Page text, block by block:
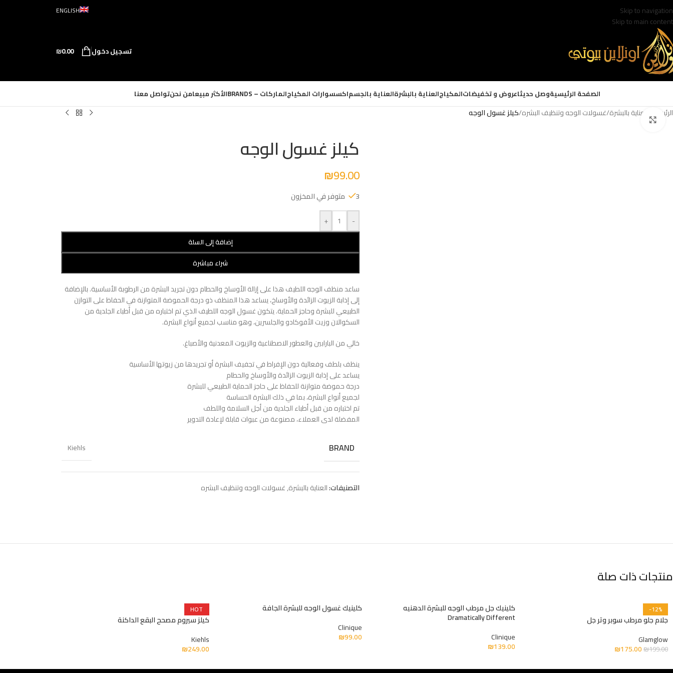
Skip to navigation
Skip to main content
ENGLISH
تسجيل دخول ₪0.00
الصفحة الرئيسيةوصل حديثاعروض و تخفيضاتالمكياجالعناية بالبشرةالعناية بالجسماكسسوارات المكياجالماركات – BRANDS الأكثر مبيعامن نحنتواصل معنا
الرئيسية العناية بالبشرة/غسولات الوجه وتنظيف البشره/كيلز غسول الوجه
Click to enlarge
كيلز غسول الوجه
₪99.00
3 متوفر في المخزون
-
+
إضافة إلى السلة
شراء مباشرة
ساعد منظف الوجه اللطيف هذا على إزالة الأوساخ والحطام دون تجريد البشرة من الرطوبة الأساسية. بالإضافة
إلى إذابة الزيوت الزائدة والأوساخ، يساعد هذا المنظف ذو درجة الحموضة المتوازنة في الحفاظ على التوازن
الطبيعي للبشرة وحاجز الحماية. يتكون غسول الوجه اللطيف الذي تم اختباره من قبل أطباء الجلدية من
السكوالان وزيت الأفوكادو والجلسرين، وهو مناسب لجميع أنواع البشرة.
خالي من البارابين والعطور الاصطناعية والزيوت المعدنية والأصباغ.
ينظف بلطف وفعالية دون الإفراط في تجفيف البشرة أو تجريدها من زيوتها الأساسية
يساعد على إذابة الزيوت الزائدة والأوساخ والحطام
درجة حموضة متوازنة للحفاظ على حاجز الحماية الطبيعي للبشرة
لجميع أنواع البشرة، بما في ذلك البشرة الحساسة
تم اختباره من قبل أطباء الجلدية من أجل السلامة واللطف
المفضلة لدى العملاء، مصنوعة من عبوات قابلة لإعادة التدوير
BRAND
Kiehls
التصنيفات:العناية بالبشرة,غسولات الوجه وتنظيف البشره
منتجات ذات صلة
-12%
جلام جلو مرطب سوبر وتر جل
Glamglow
₪199.00
₪175.00
كلينيك جل مرطب الوجه للبشرة الدهنيه
Dramatically Different
Clinique
₪139.00
كلينيك غسول الوجه للبشرة الجافة
Clinique
₪99.00
HOT
كيلز سيروم مصحح البقع الداكنة
Kiehls
₪249.00